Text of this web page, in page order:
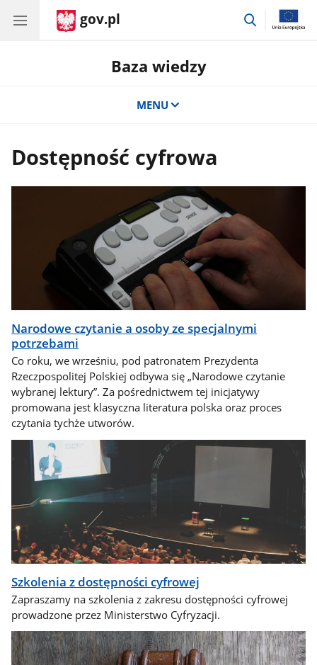
gov.pl
przejdź
Baza wiedzy
MENU
Dostępność cyfrowa
Narodowe czytanie a osoby ze specjalnymi
potrzebami
Co roku, we wrześniu, pod patronatem Prezydenta
Rzeczpospolitej Polskiej odbywa się „Narodowe czytanie
wybranej lektury”. Za pośrednictwem tej inicjatywy
promowana jest klasyczna literatura polska oraz proces
czytania tychże utworów.
Szkolenia z dostępności cyfrowej
Zapraszamy na szkolenia z zakresu dostępności cyfrowej
prowadzone przez Ministerstwo Cyfryzacji.